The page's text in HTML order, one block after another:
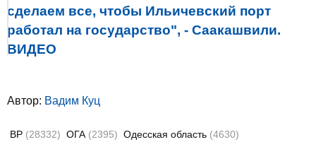
сделаем все, чтобы Ильичевский порт
работал на государство", - Саакашвили.
ВИДЕО
Автор: Вадим Куц
ВР (28332) ОГА (2395) Одесская область (4630)